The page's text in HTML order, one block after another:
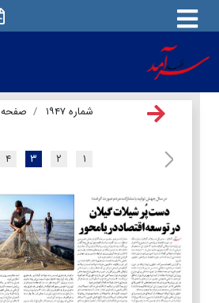
شماره ۱۹۴۷ صفحه ۳
۱ ۲ ۳ ۴